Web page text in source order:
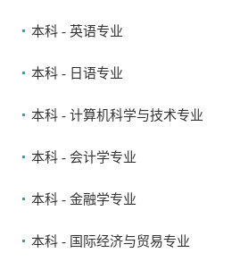
本科 - 英语专业
本科 - 日语专业
本科 - 计算机科学与技术专业
本科 - 会计学专业
本科 - 金融学专业
本科 - 国际经济与贸易专业